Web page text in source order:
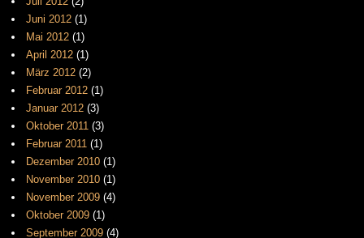
Juni 2012 (1)
Mai 2012 (1)
April 2012 (1)
März 2012 (2)
Februar 2012 (1)
Januar 2012 (3)
Oktober 2011 (3)
Februar 2011 (1)
Dezember 2010 (1)
November 2010 (1)
November 2009 (4)
Oktober 2009 (1)
September 2009 (4)